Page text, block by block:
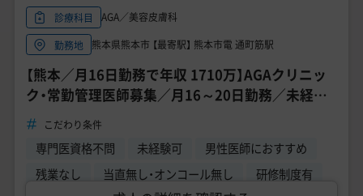
診療科目
AGA／美容皮膚科
勤務地
熊本県熊本市 【最寄駅】 熊本市電 通町筋駅
【熊本／月16日勤務で年収 1710万】AGAクリニッ
ク・常勤管理医師募集／月16～20日勤務／未経験
者応募可能／残業ほぼなし／土日勤務できる方募
集
こだわり条件
専門医資格不問 未経験可
男性医師におすすめ
残業なし
当直無し・オンコール無し 研修制度有